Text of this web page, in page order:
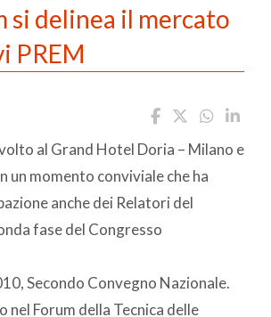
si delinea il mercato
PREM
al Grand Hotel Doria – Milano e
un momento conviviale che ha
anche dei Relatori del
fase del Congresso
Secondo Convegno Nazionale.
nel Forum della Tecnica delle